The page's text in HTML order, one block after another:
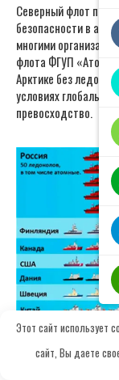
Северный флот при
безопасности в
многими
флота ФГУП
Арктике без
условиях
превосходство.
Ледокольный флот
Этот сайт использует
сайт, Вы даете